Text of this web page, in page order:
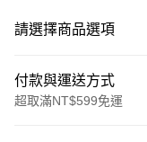
請選擇商品選項
付款與運送方式
超取滿NT$599免運